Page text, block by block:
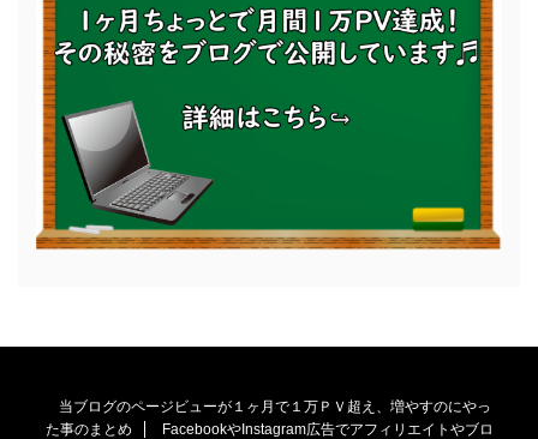
当ブログのページビューが１ヶ月で１万ＰＶ超え、増やすのにやっ
た事のまとめ
FacebookやInstagram広告でアフィリエイトやブロ